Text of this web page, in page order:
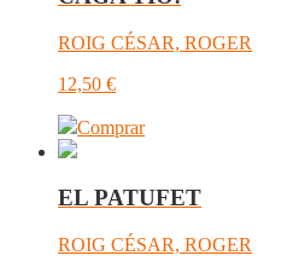
ROIG CÉSAR, ROGER
12,50 €
Comprar
EL PATUFET
ROIG CÉSAR, ROGER